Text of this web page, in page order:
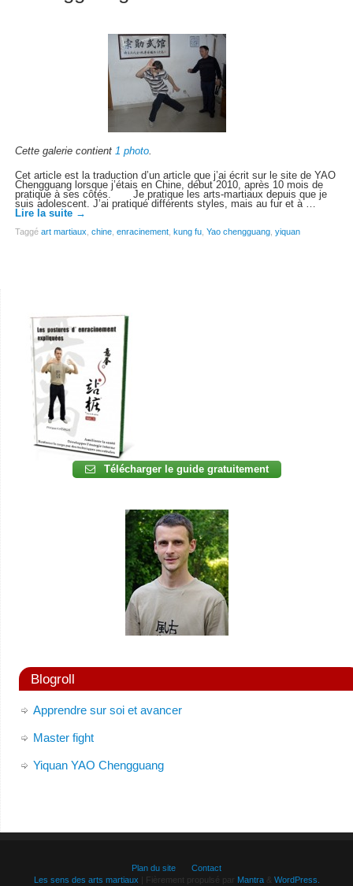
Cette galerie contient 1 photo.
Cet article est la traduction d’un article que j’ai écrit sur le site de YAO
Chengguang lorsque j’étais en Chine, début 2010, après 10 mois de
pratique à ses côtés. Je pratique les arts-martiaux depuis que je
suis adolescent. J’ai pratiqué différents styles, mais au fur et à …
Lire la suite →
Taggé art martiaux chine, enracinement, kung fu, Yao chengguang, yiquan
Télécharger le guide gratuitement
Blogroll
Apprendre sur soi et avancer
Master fight
Yiquan YAO Chengguang
Plan du site
Contact
Les sens des arts martiaux | Fièrement propulsé par Mantra& WordPress.